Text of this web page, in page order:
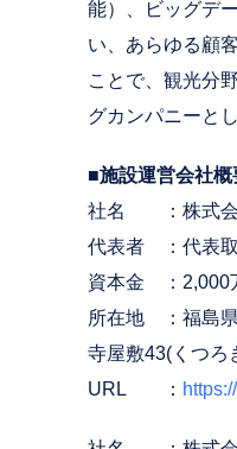
能）、ビッグデ
い、あらゆる顧
ことで、観光分
グカンパニーと
■施設運営会社概
社名 ：株式会
代表者 ：代表
資本金 ：2,000
所在地 ：福島
寺屋敷43(くつろ
URL ：